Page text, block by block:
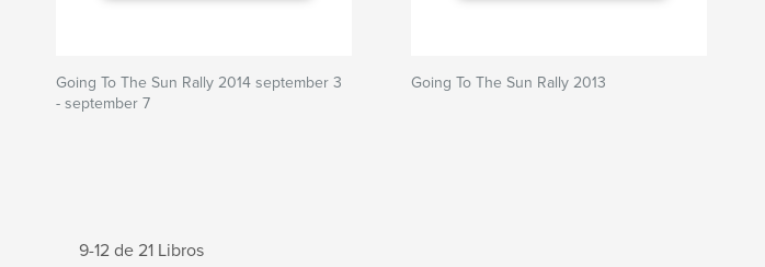
Going To The Sun Rally 2014 september 3
- september 7
Going To The Sun Rally 2013
9-12 de 21 Libros